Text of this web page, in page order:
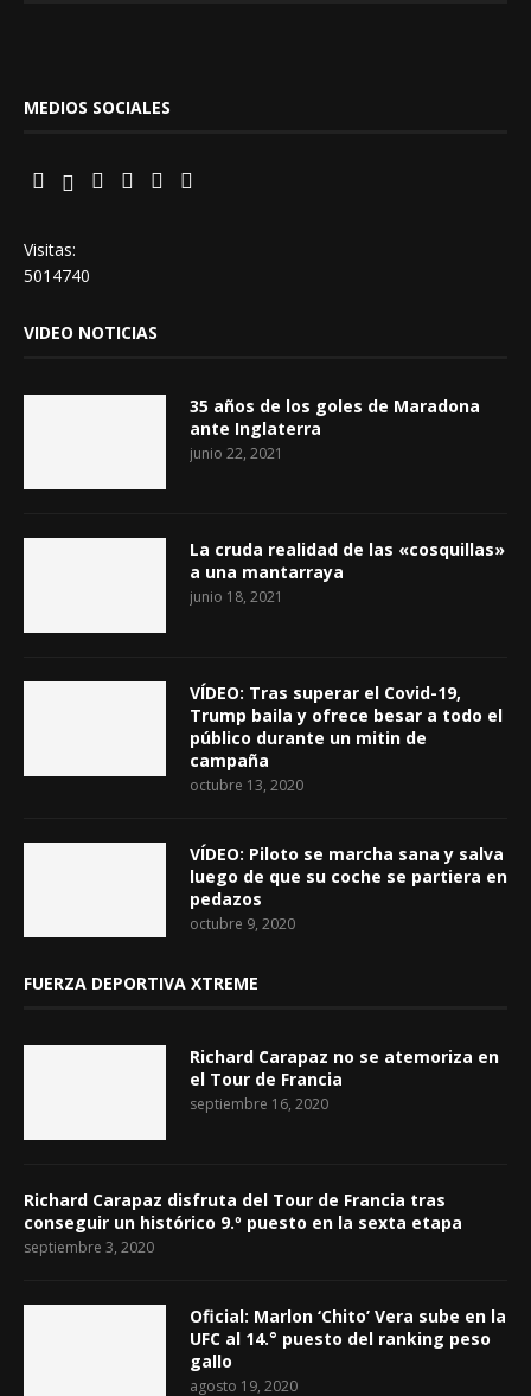
MEDIOS SOCIALES
Visitas:
5014740
VIDEO NOTICIAS
35 años de los goles de Maradona
ante Inglaterra
junio 22, 2021
La cruda realidad de las «cosquillas»
a una mantarraya
junio 18, 2021
VÍDEO: Tras superar el Covid-19,
Trump baila y ofrece besar a todo el
público durante un mitin de
campaña
octubre 13, 2020
VÍDEO: Piloto se marcha sana y salva
luego de que su coche se partiera en
pedazos
octubre 9, 2020
FUERZA DEPORTIVA XTREME
Richard Carapaz no se atemoriza en
el Tour de Francia
septiembre 16, 2020
Richard Carapaz disfruta del Tour de Francia tras
conseguir un histórico 9.º puesto en la sexta etapa
septiembre 3, 2020
Oficial: Marlon ‘Chito’ Vera sube en la
UFC al 14.° puesto del ranking peso
gallo
agosto 19, 2020